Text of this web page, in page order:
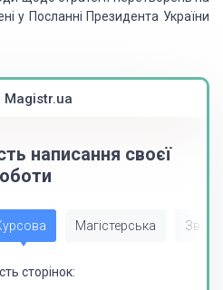
у Посланні Президента України
Magistr.ua
написання своєї
Магістерська Звіт
сторінок: